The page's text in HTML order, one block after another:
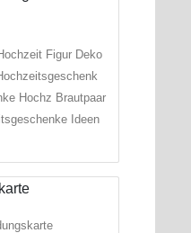
Figur Deko
Hochz Brautpaar
Ideen